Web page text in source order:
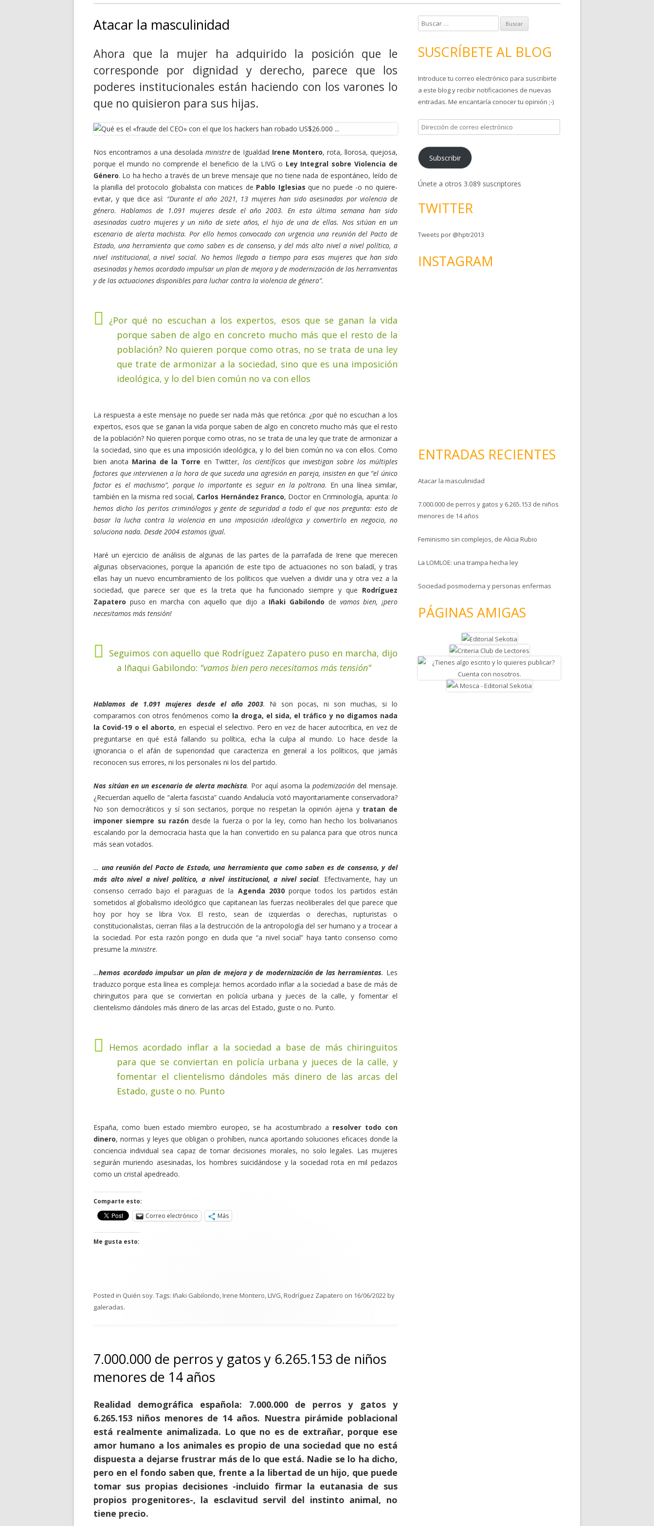
Atacar la masculinidad
Ahora que la mujer ha adquirido la posición que le
corresponde por dignidad y derecho, parece que los
poderes institucionales están haciendo con los varones lo
que no quisieron para sus hijas.
Nos encontramos a una desolada ministrede Igualdad Irene Montero, rota, llorosa, quejosa,
porque el mundo no comprende el beneficio de la LIVG o Ley Integral sobre Violencia de
Género. Lo ha hecho a través de un breve mensaje que no tiene nada de espontáneo, leído de
la planilla del protocolo globalista con matices de Pablo Iglesias que no puede -o no quiere-
evitar, y que dice así: “Durante el año 2021, 13 mujeres han sido asesinadas por violencia de
género. Hablamos de 1.091 mujeres desde el año 2003. En esta última semana han sido
asesinadas cuatro mujeres y un niño de siete años, el hijo de una de ellas. Nos sitúan en un
escenario de alerta machista. Por ello hemos convocado con urgencia una reunión del Pacto de
Estado, una herramienta que como saben es de consenso, y del más alto nivel a nivel político, a
nivel institucional, a nivel social. No hemos llegado a tiempo para esas mujeres que han sido
asesinadas y hemos acordado impulsar un plan de mejora y de modernización de las herramientas
y de las actuaciones disponibles para luchar contra la violencia de género”.
¿Por qué no escuchan a los expertos, esos que se ganan la vida
porque saben de algo en concreto mucho más que el resto de la
población? No quieren porque como otras, no se trata de una ley
que trate de armonizar a la sociedad, sino que es una imposición
ideológica, y lo del bien común no va con ellos
La respuesta a este mensaje no puede ser nada más que retórica: ¿por qué no escuchan a los
expertos, esos que se ganan la vida porque saben de algo en concreto mucho más que el resto
de la población? No quieren porque como otras, no se trata de una ley que trate de armonizar a
la sociedad, sino que es una imposición ideológica, y lo del bien común no va con ellos. Como
bien anota Marina de la Torre en Twitter, los científicos que investigan sobre los múltiples
factores que intervienen a la hora de que suceda una agresión en pareja, insisten en que “el único
factor es el machismo”, porque lo importante es seguir en la poltrona. En una línea similar,
también en la misma red social, Carlos Hernández Franco, Doctor en Criminología, apunta:lo
hemos dicho los peritos criminólogos y gente de seguridad a todo el que nos pregunta: esto de
basar la lucha contra la violencia en una imposición ideológica y convertirlo en negocio, no
soluciona nada. Desde 2004 estamos igual.
Haré un ejercicio de análisis de algunas de las partes de la parrafada de Irene que merecen
algunas observaciones, porque la aparición de este tipo de actuaciones no son baladí, y tras
ellas hay un nuevo encumbramiento de los políticos que vuelven a dividir una y otra vez a la
sociedad, que parece ser que es la treta que ha funcionado siempre y que Rodríguez
Zapatero puso en marcha con aquello que dijo a Iñaki Gabilondo de vamos bien, ¡pero
necesitamos más tensión!
Seguimos con aquello que Rodríguez Zapatero puso en marcha, dijo
a Iñaqui Gabilondo: "vamos bien pero necesitamos más tensión"
Hablamos de 1.091 mujeres desde el año 2003. Ni son pocas, ni son muchas, si lo
comparamos con otros fenómenos como la droga, el sida, el tráfico y no digamos nada
la Covid-19 o el aborto, en especial el selectivo. Pero en vez de hacer autocrítica, en vez de
preguntarse en qué está fallando su política, echa la culpa al mundo. Lo hace desde la
ignorancia o el afán de superioridad que caracteriza en general a los políticos, que jamás
reconocen sus errores, ni los personales ni los del partido.
Nos sitúan en un escenario de alerta machista. Por aquí asoma la podemización del mensaje.
¿Recuerdan aquello de “alerta fascista” cuando Andalucía votó mayoritariamente conservadora?
No son democráticos y sí son sectarios, porque no respetan la opinión ajena ytratan de
imponer siempre su razóndesde la fuerza o por la ley, como han hecho los bolivarianos
escalando por la democracia hasta que la han convertido en su palanca para que otros nunca
más sean votados.
… una reunión del Pacto de Estado, una herramienta que como saben es de consenso, y del
más alto nivel a nivel político, a nivel institucional, a nivel social. Efectivamente, hay un
consenso cerrado bajo el paraguas de la Agenda 2030porque todos los partidos están
sometidos al globalismo ideológico que capitanean las fuerzas neoliberales del que parece que
hoy por hoy se libra Vox. El resto, sean de izquierdas o derechas, rupturistas o
constitucionalistas, cierran filas a la destrucción de la antropología del ser humano y a trocear a
la sociedad. Por esta razón pongo en duda que “a nivel social” haya tanto consenso como
presume la ministre.
…hemos acordado impulsar un plan de mejora y de modernización de las herramientas. Les
traduzco porque esta línea es compleja: hemos acordado inflar a la sociedad a base de más de
chiringuitos para que se conviertan en policía urbana y jueces de la calle, y fomentar el
clientelismo dándoles más dinero de las arcas del Estado, guste o no. Punto.
Hemos acordado inflar a la sociedad a base de más chiringuitos
para que se conviertan en policía urbana y jueces de la calle, y
fomentar el clientelismo dándoles más dinero de las arcas del
Estado, guste o no. Punto
España, como buen estado miembro europeo, se ha acostumbrado a resolver todo con
dinero, normas y leyes que obligan o prohíben, nunca aportando soluciones eficaces donde la
conciencia individual sea capaz de tomar decisiones morales, no solo legales. Las mujeres
seguirán muriendo asesinadas, los hombres suicidándose y la sociedad rota en mil pedazos
como un cristal apedreado.
Comparte esto:
Correo electrónico
Más
Me gusta esto:
Posted in Quién soy. Tags: Iñaki Gabilondo,Irene Montero,LIVG,Rodríguez Zapatero on 16/06/2022by
galeradas.
7.000.000 de perros y gatos y 6.265.153 de niños
menores de 14 años
Realidad demográfica española: 7.000.000 de perros y gatos y
6.265.153 niños menores de 14 años. Nuestra pirámide poblacional
está realmente animalizada. Lo que no es de extrañar, porque ese
amor humano a los animales es propio de una sociedad que no está
dispuesta a dejarse frustrar más de lo que está. Nadie se lo ha dicho,
pero en el fondo saben que, frente a la libertad de un hijo, que puede
tomar sus propias decisiones -incluido firmar la eutanasia de sus
propios progenitores-, la esclavitud servil del instinto animal, no
tiene precio.
u
c
r
:
SUSCRÍBETE AL BLOG
Introduce tu correo electrónico para suscribirte
a este blog y recibir notificaciones de nuevas
entradas. Me encantaría conocer tu opinión ;-)
D
i
e
c
ó
o
Subscribir
Únete a otros 3.089 suscriptores
TWITTER
Tweets por @hptr2013
INSTAGRAM
ENTRADAS RECIENTES
Atacar la masculinidad
7.000.000 de perros y gatos y 6.265.153 de niños
menores de 14 años
Feminismo sin complejos, de Alicia Rubio
La LOMLOE: una trampa hecha ley
Sociedad posmoderna y personas enfermas
PÁGINAS AMIGAS